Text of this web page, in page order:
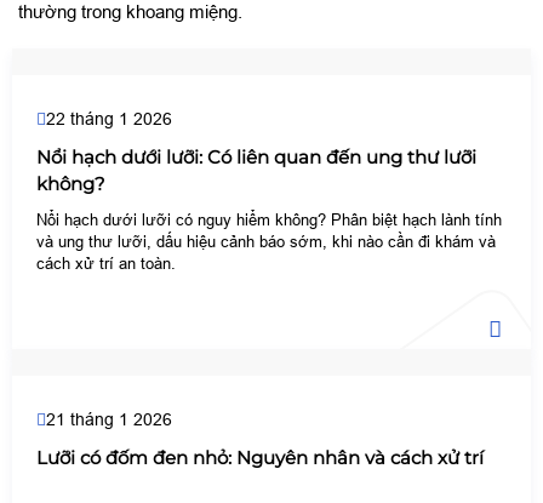
thường trong khoang miệng.
22 tháng 1 2026
Nổi hạch dưới lưỡi: Có liên quan đến ung thư lưỡi
không?
Nổi hạch dưới lưỡi có nguy hiểm không? Phân biệt hạch lành tính
và ung thư lưỡi, dấu hiệu cảnh báo sớm, khi nào cần đi khám và
cách xử trí an toàn.
21 tháng 1 2026
Lưỡi có đốm đen nhỏ: Nguyên nhân và cách xử trí